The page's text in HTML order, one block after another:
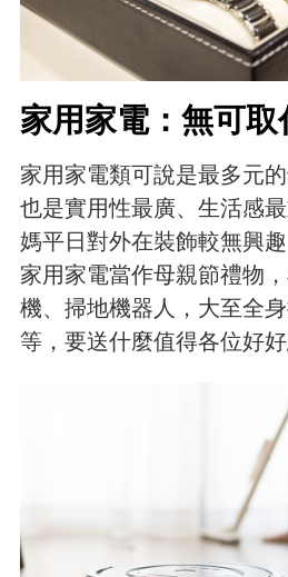
家用家電：無可
家用家電類可說是最多元
也是實用性最廣、生活感
媽平日對外在裝飾較無興
家用家電當作母親節禮物
機、掃地機器人，大至全
等，要送什麼值得各位好好